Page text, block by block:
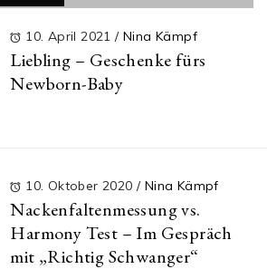
10. April 2021/ Nina Kämpf
Liebling – Geschenke fürs
Newborn-Baby
10. Oktober 2020 / Nina Kämpf
Nackenfaltenmessung vs.
Harmony Test – Im Gespräch
mit „Richtig Schwanger“